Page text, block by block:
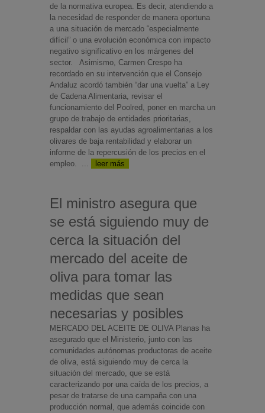
de la normativa europea. Es decir, atendiendo a
la necesidad de responder de manera oportuna
a una situación de mercado “especialmente
difícil” o una evolución económica con impacto
negativo significativo en los márgenes del
sector. Asimismo, Carmen Crespo ha
recordado en su intervención que el Consejo
Andaluz acordó también “dar una vuelta” a Ley
de Cadena Alimentaria, revisar el
funcionamiento del Poolred, poner en marcha un
grupo de trabajo de entidades prioritarias,
respaldar con las ayudas agroalimentarias a los
olivares de baja rentabilidad y elaborar un
informe de la repercusión de los precios en el
empleo. ...
leer más
El ministro asegura que
se está siguiendo muy de
cerca la situación del
mercado del aceite de
oliva para tomar las
medidas que sean
necesarias y posibles
MERCADO DEL ACEITE DE OLIVA Planas ha
asegurado que el Ministerio, junto con las
comunidades autónomas productoras de aceite
de oliva, está siguiendo muy de cerca la
situación del mercado, que se está
caracterizando por una caída de los precios, a
pesar de tratarse de una campaña con una
producción normal, que además coincide con